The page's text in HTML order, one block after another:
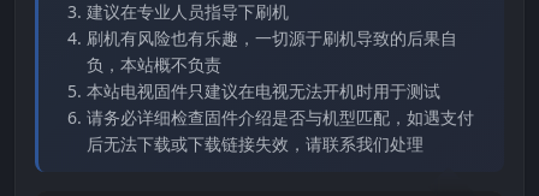
建议在专业人员指导下刷机
刷机有风险也有乐趣，一切源于刷机导致的后果自
负，本站概不负责
本站电视固件只建议在电视无法开机时用于测试
请务必详细检查固件介绍是否与机型匹配，如遇支付
后无法下载或下载链接失效，请联系我们处理